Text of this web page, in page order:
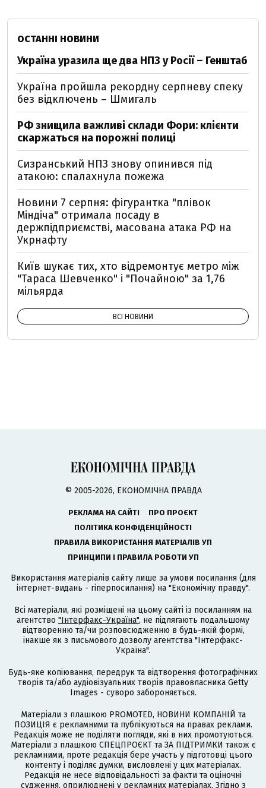
ОСТАННІ НОВИНИ
Україна уразила ще два НПЗ у Росії – Генштаб
Україна пройшла рекордну серпневу спеку
без відключень – Шмигаль
РФ знищила важливі склади Фори: клієнти
скаржаться на порожні полиці
Сизранський НПЗ знову опинився під
атакою: спалахнула пожежа
Новини 7 серпня: фігурантка "плівок
Міндіча" отримала посаду в
держпідприємстві, масована атака РФ на
Укрнафту
Київ шукає тих, хто відремонтує метро між
"Тараса Шевченко" і "Почайною" за 1,76
мільярда
ВСІ НОВИНИ
© 2005-2026, ЕКОНОМІЧНА ПРАВДА
РЕКЛАМА НА САЙТІ
ПРО ПРОЄКТ
ПОЛІТИКА КОНФІДЕНЦІЙНОСТІ
ПРАВИЛА ВИКОРИСТАННЯ МАТЕРІАЛІВ УП
ПРИНЦИПИ І ПРАВИЛА РОБОТИ УП
Використання матеріалів сайту лише за умови посилання (для
інтернет-видань - гіперпосилання) на "Економічну правду".
Всі матеріали, які розміщені на цьому сайті із посиланням на
агентство "Інтерфакс-Україна", не підлягають подальшому
відтворенню та/чи розповсюдженню в будь-якій формі,
інакше як з письмового дозволу агентства "Інтерфакс-
Україна".
Будь-яке копіювання, передрук та відтворення фотографічних
творів та/або аудіовізуальних творів правовласника Getty
Images - суворо забороняється.
Матеріали з плашкою PROMOTED, НОВИНИ КОМПАНІЙ та
ПОЗИЦІЯ є рекламними та публікуються на правах реклами.
Редакція може не поділяти погляди, які в них промотуються.
Матеріали з плашкою СПЕЦПРОЄКТ та ЗА ПІДТРИМКИ також є
рекламними, проте редакція бере участь у підготовці цього
контенту і поділяє думки, висловлені у цих матеріалах.
Редакція не несе відповідальності за факти та оціночні
судження, оприлюднені у рекламних матеріалах. Згідно з